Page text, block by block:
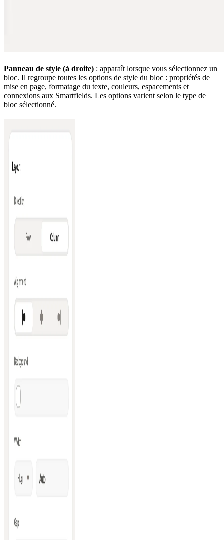
Panneau de style (à droite) : apparaît lorsque vous sélectionnez un
bloc. Il regroupe toutes les options de style du bloc : propriétés de
mise en page, formatage du texte, couleurs, espacements et
connexions aux Smartfields. Les options varient selon le type de
bloc sélectionné.